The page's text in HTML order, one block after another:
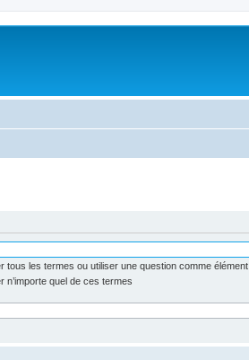
tous les termes ou utiliser une question comme élément
n’importe quel de ces termes